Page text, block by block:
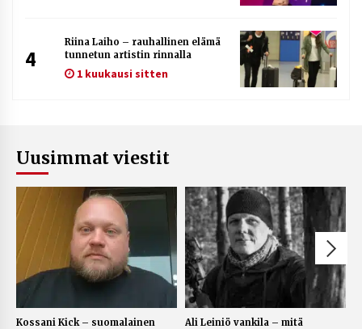
4
Riina Laiho – rauhallinen elämä
tunnetun artistin rinnalla
1 kuukausi sitten
Uusimmat viestit
Kossani Kick – suomalainen
Ali Leiniö vankila – mitä